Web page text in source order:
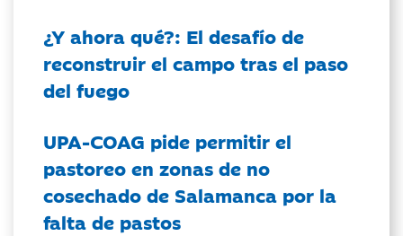
¿Y ahora qué?: El desafío de
reconstruir el campo tras el paso
del fuego
UPA-COAG pide permitir el
pastoreo en zonas de no
cosechado de Salamanca por la
falta de pastos